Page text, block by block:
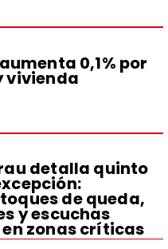
0,1% por
vivienda
detalla quinto
de queda,
y escuchas
zonas críticas